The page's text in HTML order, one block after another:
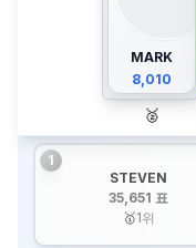
MARK
8,010
🥈
1
STEVEN
35,651 표
🥇1위